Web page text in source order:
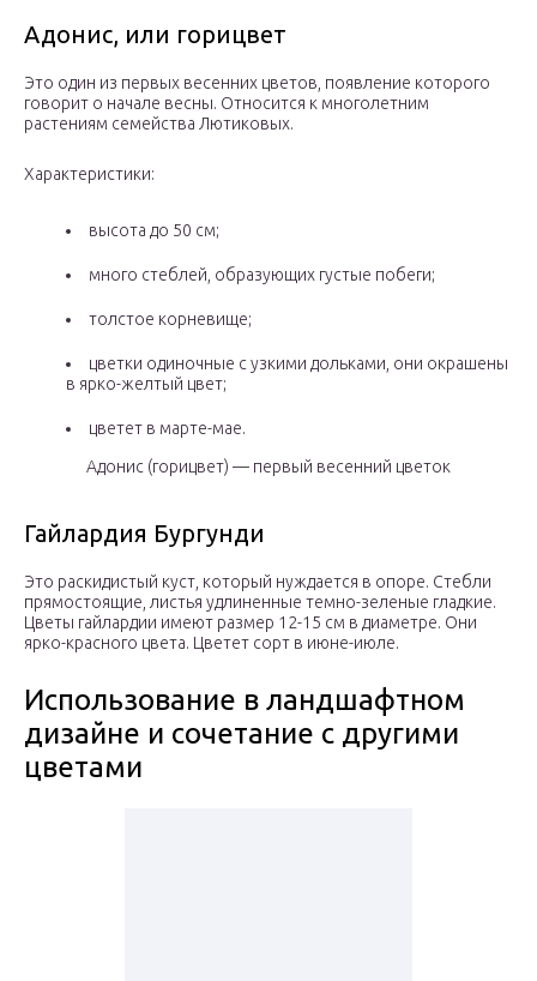
Адонис, или горицвет
Это один из первых весенних цветов, появление которого
говорит о начале весны. Относится к многолетним
растениям семейства Лютиковых.
Характеристики:
высота до 50 см;
много стеблей, образующих густые побеги;
толстое корневище;
цветки одиночные с узкими дольками, они окрашены
в ярко-желтый цвет;
цветет в марте-мае.
Адонис (горицвет) — первый весенний цветок
Гайлардия Бургунди
Это раскидистый куст, который нуждается в опоре. Стебли
прямостоящие, листья удлиненные темно-зеленые гладкие.
Цветы гайлардии имеют размер 12-15 см в диаметре. Они
ярко-красного цвета. Цветет сорт в июне-июле.
Использование в ландшафтном
дизайне и сочетание с другими
цветами